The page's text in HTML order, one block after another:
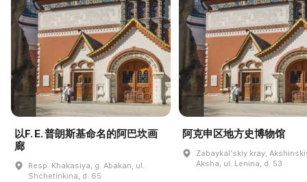
以F. E. 普朗斯基命名的阿巴坎画
廊
Resp. Khakasiya, g. Abakan, ul.
Shchetinkina, d. 65
阿克申区地方史博物馆
Zabaykalʹskiy kray,
Aksha, ul. Lenina, d. 53